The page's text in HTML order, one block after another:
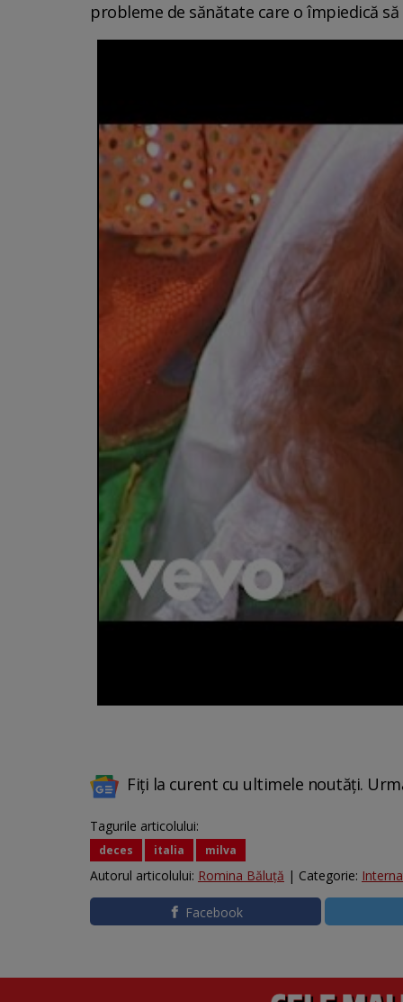
probleme de sănătate care o împiedică să
Fiți la curent cu ultimele noutăți.
Tagurile articolului:
deces italia milva
Autorul articolului: Romina Băluță | Categorie:
Facebook